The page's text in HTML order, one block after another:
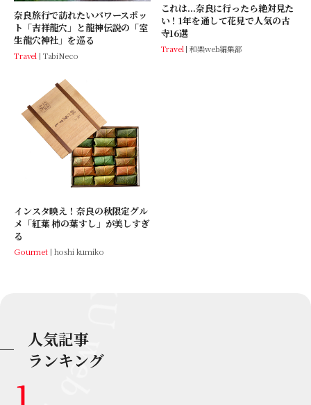
奈良旅行で訪れたいパワースポッ
ト「吉祥龍穴」と龍神伝説の「室
生龍穴神社」を巡る
Travel TabiNeco
これは...奈良に行ったら絶対見た
い！1年を通して花見で人気の古
寺16選
Travel 和樂web編集部
インスタ映え！奈良の秋限定グル
メ「紅葉 柿の葉すし」が美しすぎ
る
Gourmet hoshi kumiko
人気記事
ランキング